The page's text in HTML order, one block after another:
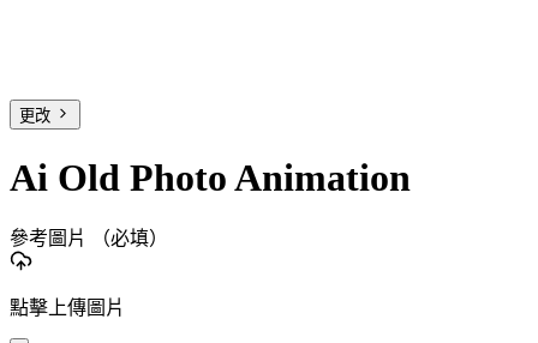
更改
Ai Old Photo Animation
參考圖片 （必填）
點擊上傳圖片